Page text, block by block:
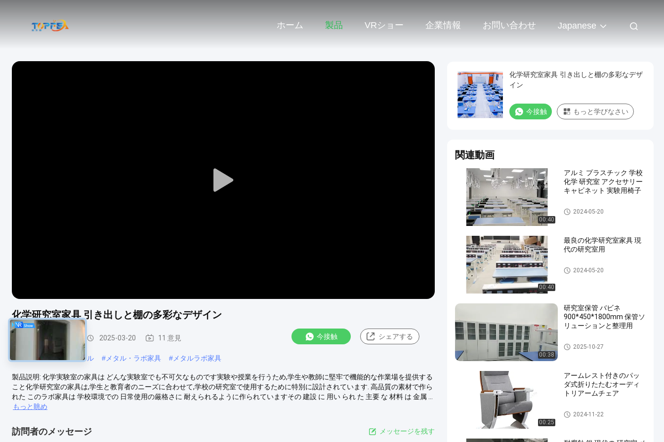
ホーム 製品 VRショー 企業情報 お問い合わせ Japanese
Play
化学研究室家具 引き出しと棚の多彩なデザイン
学生の研究室家具 2025-03-20 11 意見 今接触 シェアする
実験室のワーク テーブル # メタル・ラボ家具 # メタルラボ家具
製品説明: 化学実験室の家具は どんな実験室でも不可欠なものです実験や授業を行うため,学生や教師に堅牢で機能的な作業場を提供する
こと化学研究室の家具は,学生と教育者のニーズに合わせて,学校の研究室で使用するために特別に設計されています. 高品質の素材で作ら
れた このラボ家具は 学校環境での 日常使用の厳格さに 耐えられるように作られていますその 建設 に 用い られ た 主要 な 材料 は 金属 ...
もっと眺め
訪問者のメッセージ メッセージを残す
化学研究室家具 引き出しと棚の多彩なデザ
イン
今接触 もっと学びなさい
関連動画
00:40
アルミ プラスチック 学校
化学 研究室 アクセサリー
キャビネット 実験用椅子
Chemistry Lab Furniture
2024-05-20
00:40
最良の化学研究室家具 現
代の研究室用
Chemistry Lab Furniture
2024-05-20
00:38
研究室保管 バビネ
900*450*1800mm 保管ソ
リューションと整理用
Acid Storage Cabinet
2025-10-27
00:25
アームレスト付きのパッ
ダ式折りたたむオーディ
トリアームチェア
オーディトリアの折りたたみ
の椅子
2024-11-22